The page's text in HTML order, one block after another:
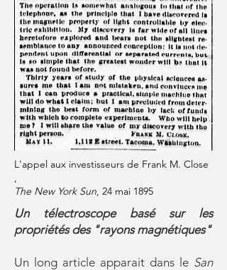
L'appel aux investisseurs de Frank M. Close
,
The New York Sun, 24 mai 1895
Un télectroscope basé sur les
propriétés des "rayons magnétiques"
Un long article apparait dans le San